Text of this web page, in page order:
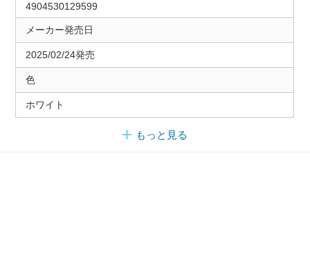
4904530129599
メーカー発売日
2025/02/24発売
色
ホワイト
もっと見る